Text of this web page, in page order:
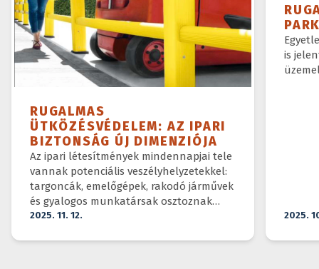
RUGALMAS
ÜTKÖZÉSVÉDELEM: AZ IPARI
BIZTONSÁG ÚJ DIMENZIÓJA
Az ipari létesítmények mindennapjai tele
vannak potenciális veszélyhelyzetekkel:
targoncák, emelőgépek, rakodó járművek
és gyalogos munkatársak osztoznak
ugyanazon a téren.
2025. 11. 12.
is
2025.